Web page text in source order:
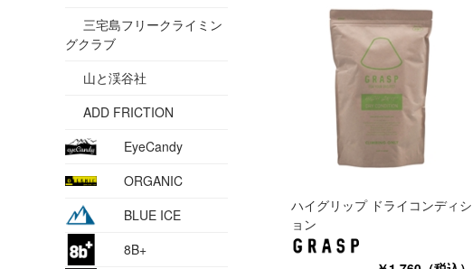
三宅島フリークライミン
グクラブ
山と渓谷社
ADD FRICTION
EyeCandy
ORGANIC
BLUE ICE
8B+
ハイグリップ ドライコンディシ
ョン